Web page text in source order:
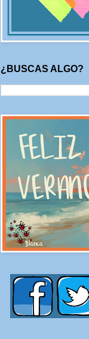
¿BUSCAS ALGO?